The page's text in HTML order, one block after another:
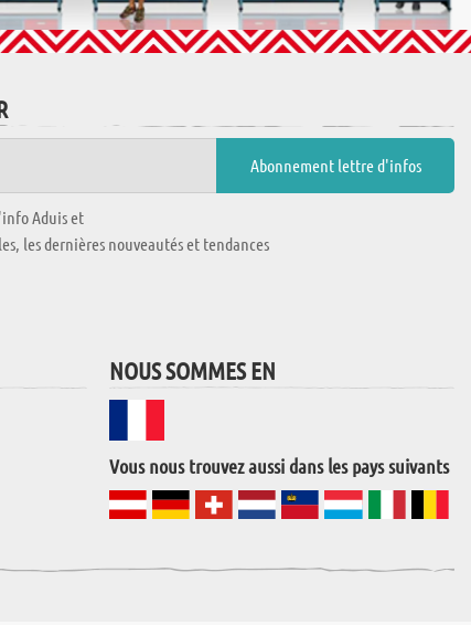
Aduis et
les dernières nouveautés et tendances
NOUS SOMMES EN
Vous nous trouvez aussi dans les pays suivants